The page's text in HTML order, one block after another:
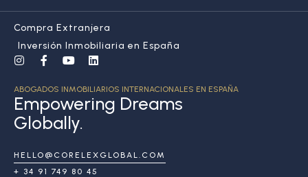
Compra Extranjera
Inversión Inmobiliaria en España
ABOGADOS INMOBILIARIOS INTERNACIONALES EN ESPAÑA
Empowering Dreams
Globally.
HELLO@CORELEXGLOBAL.COM
+ 34 91 749 80 45